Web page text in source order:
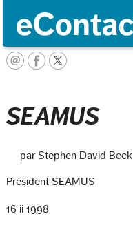
SEAMUS
par Stephen David Beck
Président SEAMUS
16 ii 1998